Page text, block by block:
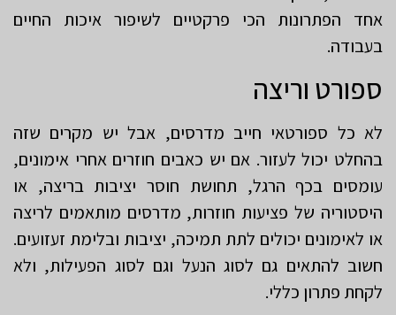
אחד הפתרונות הכי פרקטיים לשיפור איכות החיים
בעבודה.
ספורט וריצה
לא כל ספורטאי חייב מדרסים, אבל יש מקרים שזה
בהחלט יכול לעזור. אם יש כאבים חוזרים אחרי אימונים,
עומסים בכף הרגל, תחושת חוסר יציבות בריצה, או
היסטוריה של פציעות חוזרות, מדרסים מותאמים לריצה
או לאימונים יכולים לתת תמיכה, יציבות ובלימת זעזועים.
חשוב להתאים גם לסוג הנעל וגם לסוג הפעילות, ולא
לקחת פתרון כללי.